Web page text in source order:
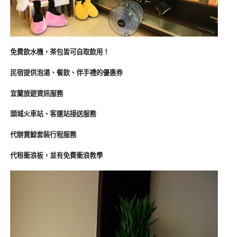
免費飲水機，茶包皆可自取飲用！
民宿提供泡湯、餐飲、伴手禮的優惠券
宜蘭旅遊資訊服務
頭城火車站、客運站接送服務
代辦賞鯨套裝行程服務
代租衝浪板，並有免費衝浪教學